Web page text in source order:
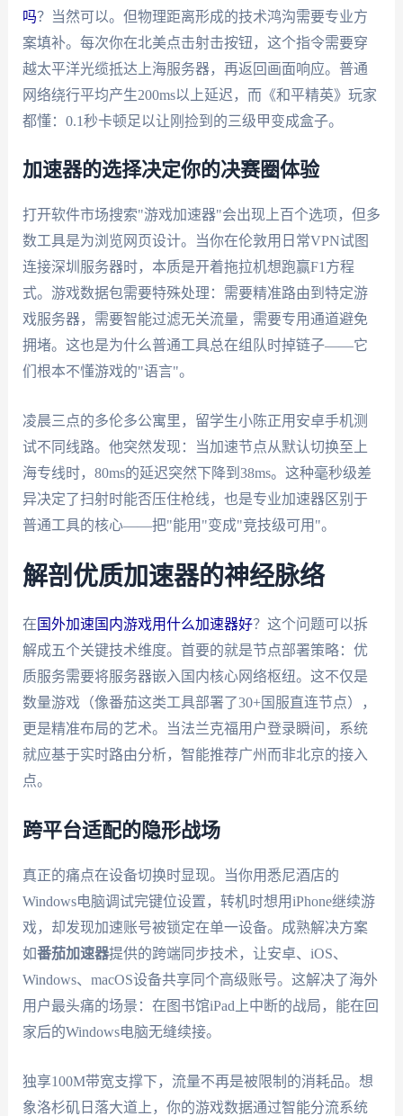
吗？当然可以。但物理距离形成的技术鸿沟需要专业方
案填补。每次你在北美点击射击按钮，这个指令需要穿
越太平洋光缆抵达上海服务器，再返回画面响应。普通
网络绕行平均产生200ms以上延迟，而《和平精英》玩家
都懂：0.1秒卡顿足以让刚捡到的三级甲变成盒子。
加速器的选择决定你的决赛圈体验
打开软件市场搜索"游戏加速器"会出现上百个选项，但多
数工具是为浏览网页设计。当你在伦敦用日常VPN试图
连接深圳服务器时，本质是开着拖拉机想跑赢F1方程
式。游戏数据包需要特殊处理：需要精准路由到特定游
戏服务器，需要智能过滤无关流量，需要专用通道避免
拥堵。这也是为什么普通工具总在组队时掉链子——它
们根本不懂游戏的"语言"。
凌晨三点的多伦多公寓里，留学生小陈正用安卓手机测
试不同线路。他突然发现：当加速节点从默认切换至上
海专线时，80ms的延迟突然下降到38ms。这种毫秒级差
异决定了扫射时能否压住枪线，也是专业加速器区别于
普通工具的核心——把"能用"变成"竞技级可用"。
解剖优质加速器的神经脉络
在 国外加速国内游戏用什么加速器好？这个问题可以拆
解成五个关键技术维度。首要的就是节点部署策略：优
质服务需要将服务器嵌入国内核心网络枢纽。这不仅是
数量游戏（像番茄这类工具部署了30+国服直连节点），
更是精准布局的艺术。当法兰克福用户登录瞬间，系统
就应基于实时路由分析，智能推荐广州而非北京的接入
点。
跨平台适配的隐形战场
真正的痛点在设备切换时显现。当你用悉尼酒店的
Windows电脑调试完键位设置，转机时想用iPhone继续游
戏，却发现加速账号被锁定在单一设备。成熟解决方案
如番茄加速器提供的跨端同步技术，让安卓、iOS、
Windows、macOS设备共享同个高级账号。这解决了海外
用户最头痛的场景：在图书馆iPad上中断的战局，能在回
家后的Windows电脑无缝续接。
独享100M带宽支撑下，流量不再是被限制的消耗品。想
象洛杉矶日落大道上，你的游戏数据通过智能分流系统